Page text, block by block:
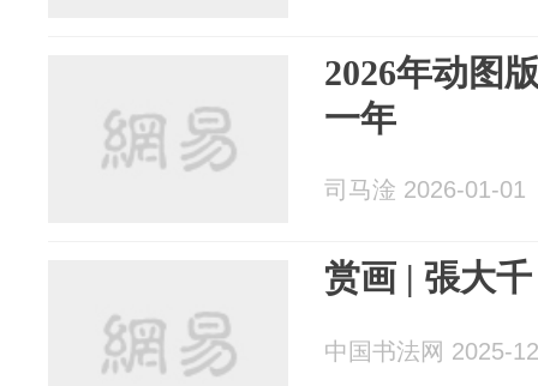
2026年动图
一年
司马淦 2026-01-01
赏画 | 張大
中国书法网 2025-